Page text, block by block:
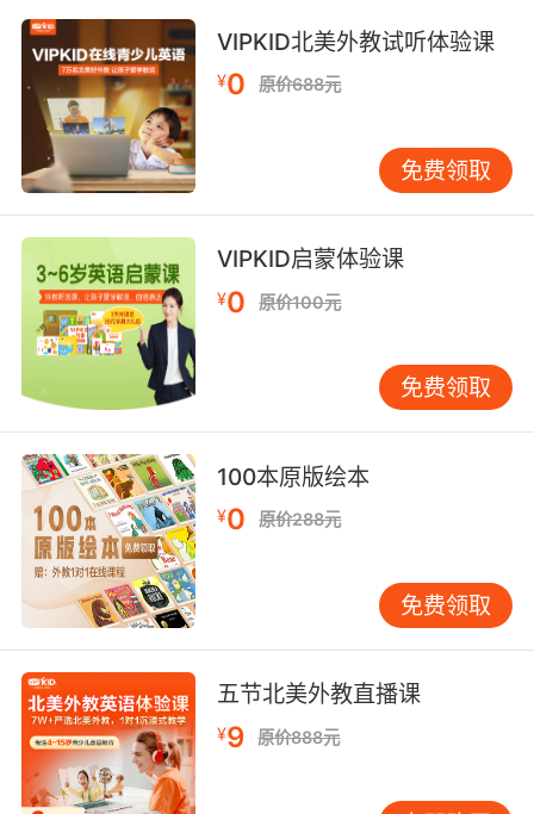
一个单向的讲述过程，更是一个互动的学习平
台。在故事会中，孩子们不仅仅是听众，更是参
与者。通过角色扮演、问答环节和小组讨论，孩
子们能够积极参与到故事中来，增强他们的语言
表达能力和思维能力。例如，在讲述字母C的故
事时，老师可以邀请孩子们扮演故事中的角色，
词的理解。 互动环节的设计不仅增加了学习的趣
味性，还培养了孩子们的团队合作精神。在小组
讨论中，孩子们可以分享自己对故事的理解和感
受，通过交流，他们不仅能够巩固所学知识，还
能学会倾听和尊重他人的观点。这种互动式的学
习方式，不仅提高了孩子们的学习兴趣，还增强
够帮助孩子们建立自信。在角色扮演和问答环节
中，孩子们有机会展示自己的语言能力和创造
力。通过不断的练习和反馈，他们能够逐渐克服
对英语的恐惧，建立起对语言学习的信心。这种
自信不仅有助于他们在英语学习中取得更好的成
绩，还能够为他们的未来学习和生活打下坚实的
会不仅仅是一个语言学习的平台，更是一个文化
传播的窗口。在故事会中，孩子们不仅能够学习
英语字母和单词，还能够了解英语国家的文化和
习俗。例如，在讲述字母E的故事时，故事可能涉
及Easter（复活节），通过讲述复活节的起源和
VIPKID北美外教试听体验课
¥0 原价688元
免费领取
VIPKID启蒙体验课
¥0 原价100元
免费领取
100本原版绘本
¥0 原价288元
免费领取
五节北美外教直播课
¥9 原价888元